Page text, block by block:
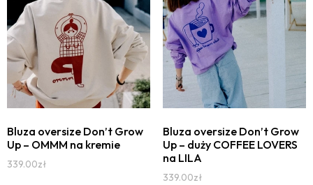
Bluza oversize Don’t Grow
Up – OMMM na kremie
339.00zł
Bluza oversize Don’t Grow
Up – duży COFFEE LOVERS
na LILA
339.00zł